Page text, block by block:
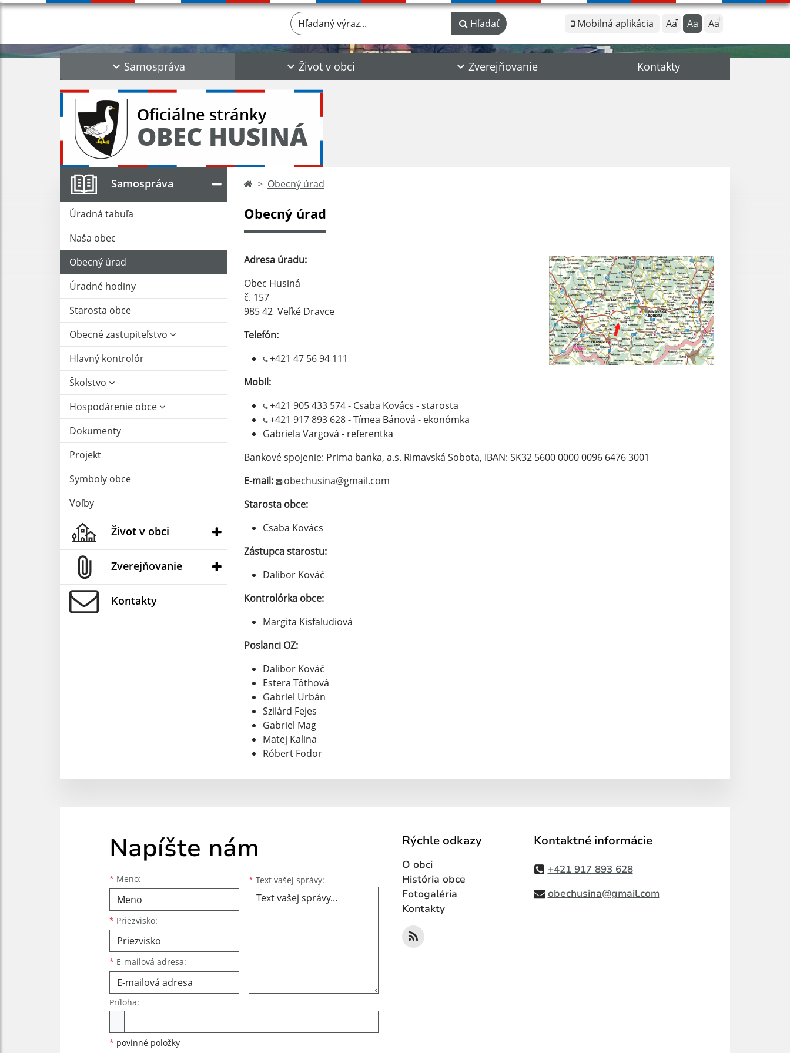
Mobilná aplikácia Aa Aa Aa
Hľadaný výraz... Hľadať
Samospráva Život v obci Zverejňovanie Kontakty
Oficiálne stránky
OBEC HUSINÁ
Samospráva
Úradná tabuľa
Naša obec
Obecný úrad
Úradné hodiny
Starosta obce
Obecné zastupiteľstvo
Hlavný kontrolór
Školstvo
Hospodárenie obce
Dokumenty
Projekt
Symboly obce
Voľby
Život v obci
Zverejňovanie
Kontakty
Obecný úrad
Obecný úrad
Adresa úradu:
Obec Husiná
č. 157
985 42 Veľké Dravce
Telefón:
+421 47 56 94 111
Mobil:
+421 905 433 574- Csaba Kovács - starosta
+421 917 893 628- Tímea Bánová - ekonómka
Gabriela Vargová - referentka
Bankové spojenie: Prima banka, a.s. Rimavská Sobota, IBAN: SK32 5600 0000 0096 6476 3001
E-mail:
obechusina@gmail.com
Starosta obce:
Csaba Kovács
Zástupca starostu:
Dalibor Kováč
Kontrolórka obce:
Margita Kisfaludiová
Poslanci OZ:
Dalibor Kováč
Estera Tóthová
Gabriel Urbán
Szilárd Fejes
Gabriel Mag
Matej Kalina
Róbert Fodor
Napíšte nám
* Meno:
Meno
* Priezvisko:
Priezvisko
* E-mailová adresa:
E-mailová adresa * Text vašej správy: Text vašej správy...
Príloha:
* povinné položky
Rýchle odkazy
O obci
História obce
Fotogaléria
Kontakty
Kontaktné informácie
+421 917 893 628
obechusina@gmail.com